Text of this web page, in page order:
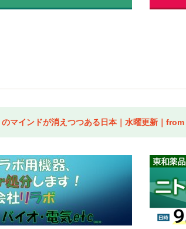
のマインドが消えつつある日本｜水曜更新｜from